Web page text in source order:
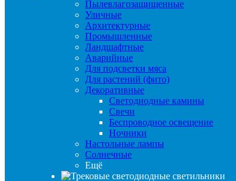
Пылевлагозащищенные
Уличные
Архитектурные
Промышленные
Ландшафтные
Аварийные
Для подсветки мяса
Для растений (фито)
Декоративные
Светодиодные камины
Свечи
Беспроводное освещение
Ночники
Настольные лампы
Солнечные
Ещё